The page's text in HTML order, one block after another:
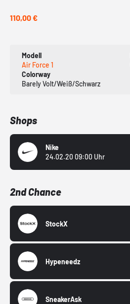
110,00 €
Modell
Air Force 1
Colorway
Barely Volt/Weiß/Schwarz
Shops
Nike
24.02.20 09:00 Uhr
2nd Chance
StockX
Hypeneedz
SneakerAsk